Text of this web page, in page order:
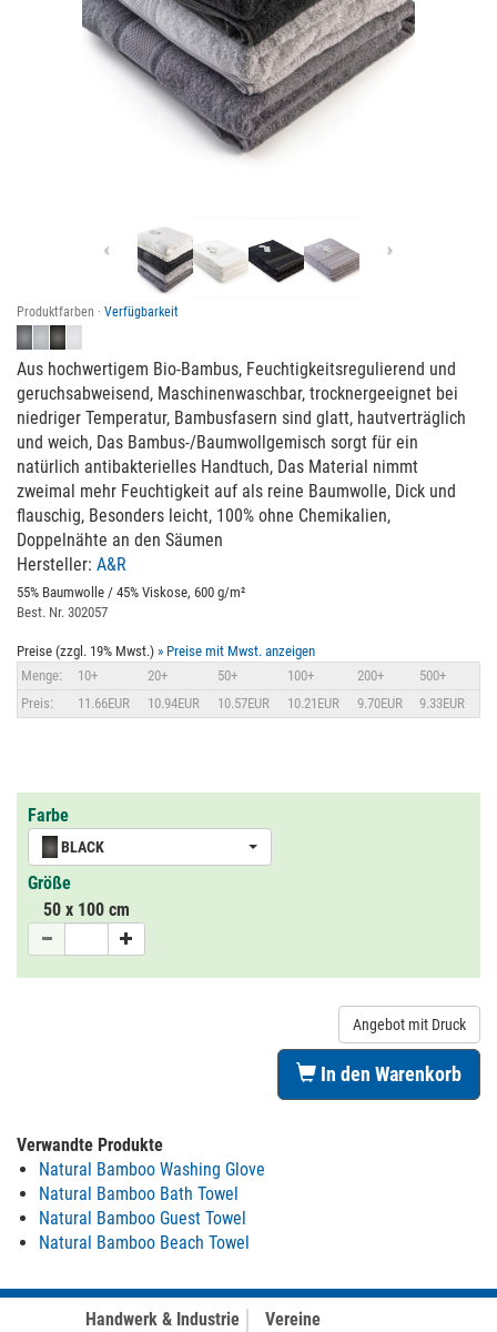
Previous
Produktfarben · Verfügbarkeit
Aus hochwertigem Bio-Bambus, Feuchtigkeitsregulierend und
geruchsabweisend, Maschinenwaschbar, trocknergeeignet bei
niedriger Temperatur, Bambusfasern sind glatt, hautverträglich
und weich, Das Bambus-/Baumwollgemisch sorgt für ein
natürlich antibakterielles Handtuch, Das Material nimmt
zweimal mehr Feuchtigkeit auf als reine Baumwolle, Dick und
flauschig, Besonders leicht, 100% ohne Chemikalien,
Doppelnähte an den Säumen
Hersteller: A&R
55% Baumwolle / 45% Viskose, 600 g/m²
Best. Nr. 302057
Preise (zzgl. 19% Mwst.) » Preise mit Mwst. anzeigen
Menge:
10+ 20+ 50+ 100+ 200+
500+
Preis:
11.66EUR 10.94EUR 10.57EUR 10.21EUR 9.70EUR 9.33EUR
Farbe
BLACK
Größe
50 x 100 cm
Angebot mit Druck
In den Warenkorb
Verwandte Produkte
Natural Bamboo Washing Glove
Natural Bamboo Bath Towel
Natural Bamboo Guest Towel
Natural Bamboo Beach Towel
Handwerk & Industrie
Vereine